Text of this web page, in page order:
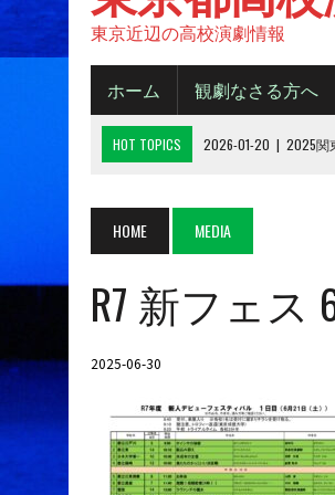
東京近辺の高校演劇情報
ホーム 観劇なさる方へ
HOT TOPICS 2026-01-20 | 2025関
2025-10-14 | 2025年 都大会の観劇に
2026-06-15 | 令和８年度城東地区新
HOME MEDIA
R7 新フェ
2025-06-30